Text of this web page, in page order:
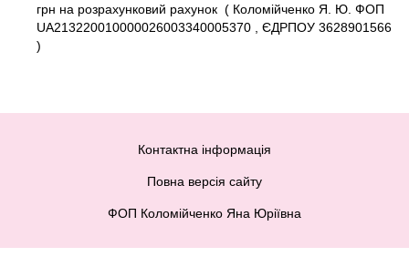
грн на розрахунковий рахунок ( Коломійченко Я. Ю. ФОП
UA213220010000026003340005370 , ЄДРПОУ 3628901566
)
Контактна інформація
Повна версія сайту
ФОП Коломійченко Яна Юріївна